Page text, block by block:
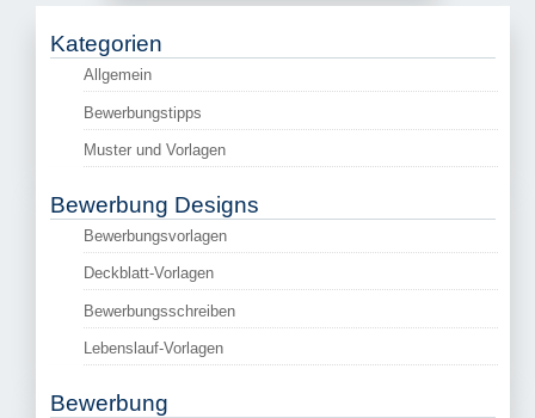
Kategorien
Allgemein
Bewerbungstipps
Muster und Vorlagen
Bewerbung Designs
Bewerbungsvorlagen
Deckblatt-Vorlagen
Bewerbungsschreiben
Lebenslauf-Vorlagen
Bewerbung